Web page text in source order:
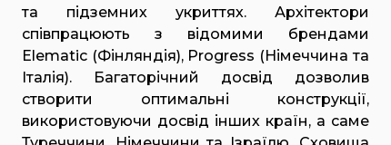
та підземних укриттях. Архітектори
співпрацюють з відомими брендами
Elematic (Фінляндія), Progress (Німеччина та
Італія). Багаторічний досвід дозволив
створити оптимальні конструкції,
використовуючи досвід інших країн, а саме